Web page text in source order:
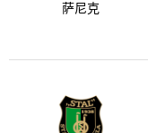
萨尼克